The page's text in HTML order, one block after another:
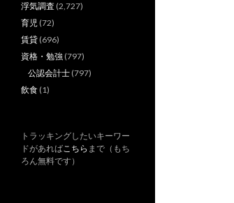
浮気調査 (2,727)
育児 (72)
賃貸 (696)
資格・勉強 (797)
公認会計士 (797)
飲食 (1)
トラッキングしたいキーワー
ドがあればこちら まで（もち
ろん無料です）